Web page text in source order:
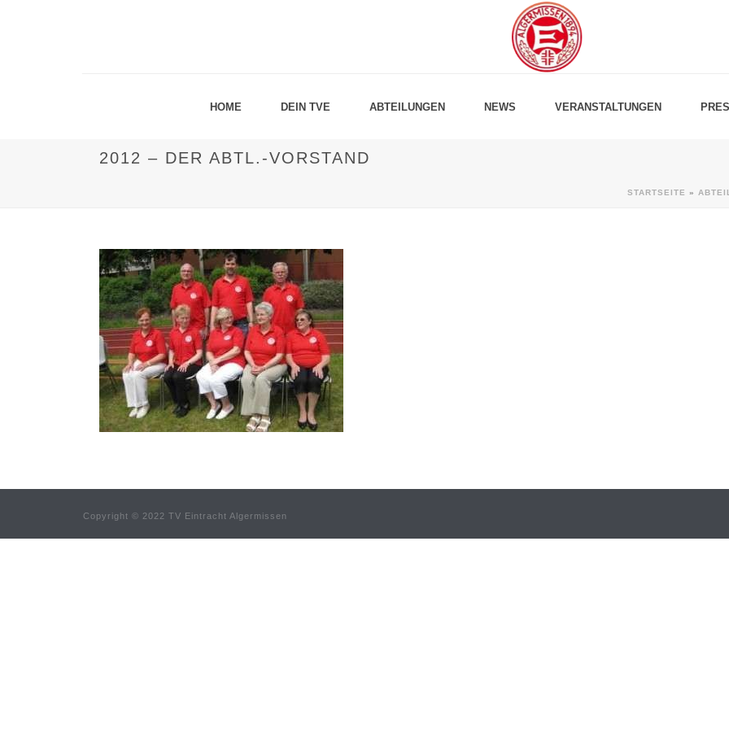
HOME DEIN TVE ABTEILUNGEN NEWS VERANSTALTUNGEN
2012 – DER ABTL.-VORSTAND
STARTSEITE »
Copyright © 2022 TV Eintracht Algermissen